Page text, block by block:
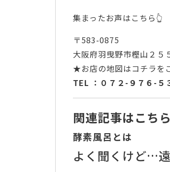
集まったお声はこちら👆
〒583-0875
大阪府羽曳野市樫山２５
★お店の地図はコチラを
TEL ： ０７２-９７６-５
関連記事はこち
酵素風呂とは
よく聞くけど…